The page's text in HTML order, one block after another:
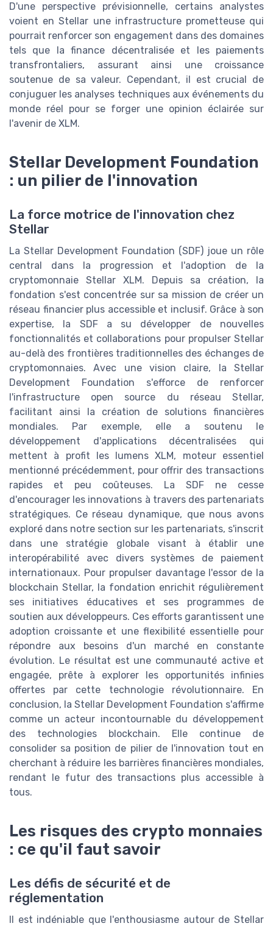
D'une perspective prévisionnelle, certains analystes
voient en Stellar une infrastructure prometteuse qui
pourrait renforcer son engagement dans des domaines
tels que la finance décentralisée et les paiements
transfrontaliers, assurant ainsi une croissance
soutenue de sa valeur. Cependant, il est crucial de
conjuguer les analyses techniques aux événements du
monde réel pour se forger une opinion éclairée sur
l'avenir de XLM.
Stellar Development Foundation
: un pilier de l'innovation
La force motrice de l'innovation chez
Stellar
La Stellar Development Foundation (SDF) joue un rôle
central dans la progression et l'adoption de la
cryptomonnaie Stellar XLM. Depuis sa création, la
fondation s'est concentrée sur sa mission de créer un
réseau financier plus accessible et inclusif. Grâce à son
expertise, la SDF a su développer de nouvelles
fonctionnalités et collaborations pour propulser Stellar
au-delà des frontières traditionnelles des échanges de
cryptomonnaies. Avec une vision claire, la Stellar
Development Foundation s'efforce de renforcer
l'infrastructure open source du réseau Stellar,
facilitant ainsi la création de solutions financières
mondiales. Par exemple, elle a soutenu le
développement d'applications décentralisées qui
mettent à profit les lumens XLM, moteur essentiel
mentionné précédemment, pour offrir des transactions
rapides et peu coûteuses. La SDF ne cesse
d'encourager les innovations à travers des partenariats
stratégiques. Ce réseau dynamique, que nous avons
exploré dans notre section sur les partenariats, s'inscrit
dans une stratégie globale visant à établir une
interopérabilité avec divers systèmes de paiement
internationaux. Pour propulser davantage l'essor de la
blockchain Stellar, la fondation enrichit régulièrement
ses initiatives éducatives et ses programmes de
soutien aux développeurs. Ces efforts garantissent une
adoption croissante et une flexibilité essentielle pour
répondre aux besoins d'un marché en constante
évolution. Le résultat est une communauté active et
engagée, prête à explorer les opportunités infinies
offertes par cette technologie révolutionnaire. En
conclusion, la Stellar Development Foundation s'affirme
comme un acteur incontournable du développement
des technologies blockchain. Elle continue de
consolider sa position de pilier de l'innovation tout en
cherchant à réduire les barrières financières mondiales,
rendant le futur des transactions plus accessible à
tous.
Les risques des crypto monnaies
: ce qu'il faut savoir
Les défis de sécurité et de
réglementation
Il est indéniable que l'enthousiasme autour de Stellar